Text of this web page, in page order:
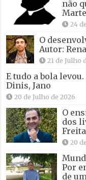
não
24
O
Autor:
21 de Julho
E tudo a bola
Dinis, Jano
20 de Julho de 2026
O
dos
20
Por
de